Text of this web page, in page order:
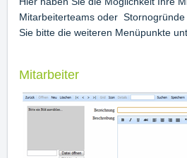
Mitarbeiterteams oder
Sie bitte die weiteren Menüpunkte
Mitarbeiter